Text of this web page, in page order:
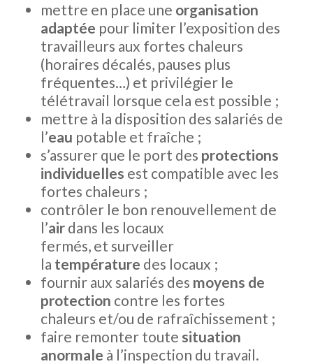
mettre en place une organisation
adaptée pour limiter l’exposition des
travailleurs aux fortes chaleurs
(horaires décalés, pauses plus
fréquentes…) et privilégier le
télétravail lorsque cela est possible ;
mettre à la disposition des salariés de
l’eau potable et fraîche ;
s’assurer que le port des protections
individuelles est compatible avec les
fortes chaleurs ;
contrôler le bon renouvellement de
l’air dans les locaux
fermés, et surveiller
la température des locaux ;
fournir aux salariés des moyens de
protection contre les fortes
chaleurs et/ou de rafraîchissement ;
faire remonter toute situation
anormale à l’inspection du travail.